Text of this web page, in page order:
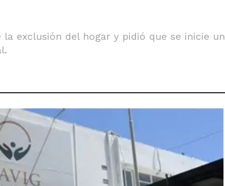
exclusión del hogar y pidió que se inicie